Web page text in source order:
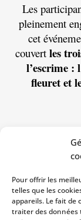
Pour offrir les
telles que les
appareils. Le fait
traiter des données
Les
pleinement
cet
couvertles
l’escrime :
fleuret et